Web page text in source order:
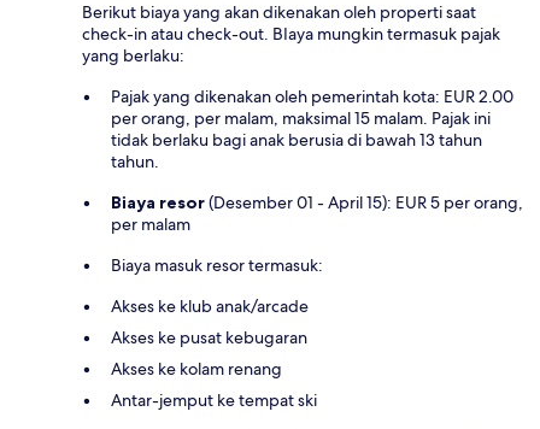
Berikut biaya yang akan dikenakan oleh properti saat
check-in atau check-out. BIaya mungkin termasuk pajak
yang berlaku:
Pajak yang dikenakan oleh pemerintah kota: EUR 2.00
per orang, per malam, maksimal 15 malam. Pajak ini
tidak berlaku bagi anak berusia di bawah 13 tahun
tahun.
Biaya resor(Desember 01 - April 15): EUR 5 per orang,
per malam
Biaya masuk resor termasuk:
Akses ke klub anak/arcade
Akses ke pusat kebugaran
Akses ke kolam renang
Antar-jemput ke tempat ski